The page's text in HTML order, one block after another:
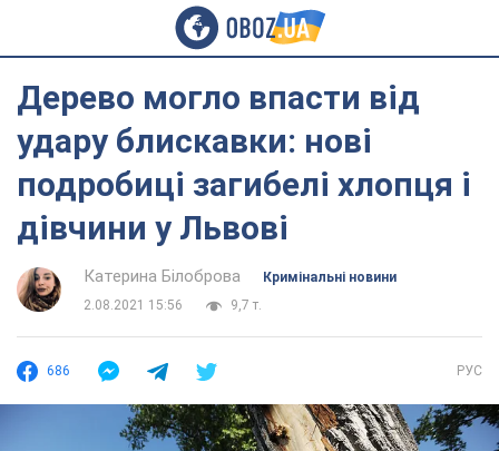
Дерево могло впасти від
удару блискавки: нові
подробиці загибелі хлопця і
дівчини у Львові
Катерина Білоброва
Кримінальні новини
2.08.2021 15:56
9,7 т.
686 РУС